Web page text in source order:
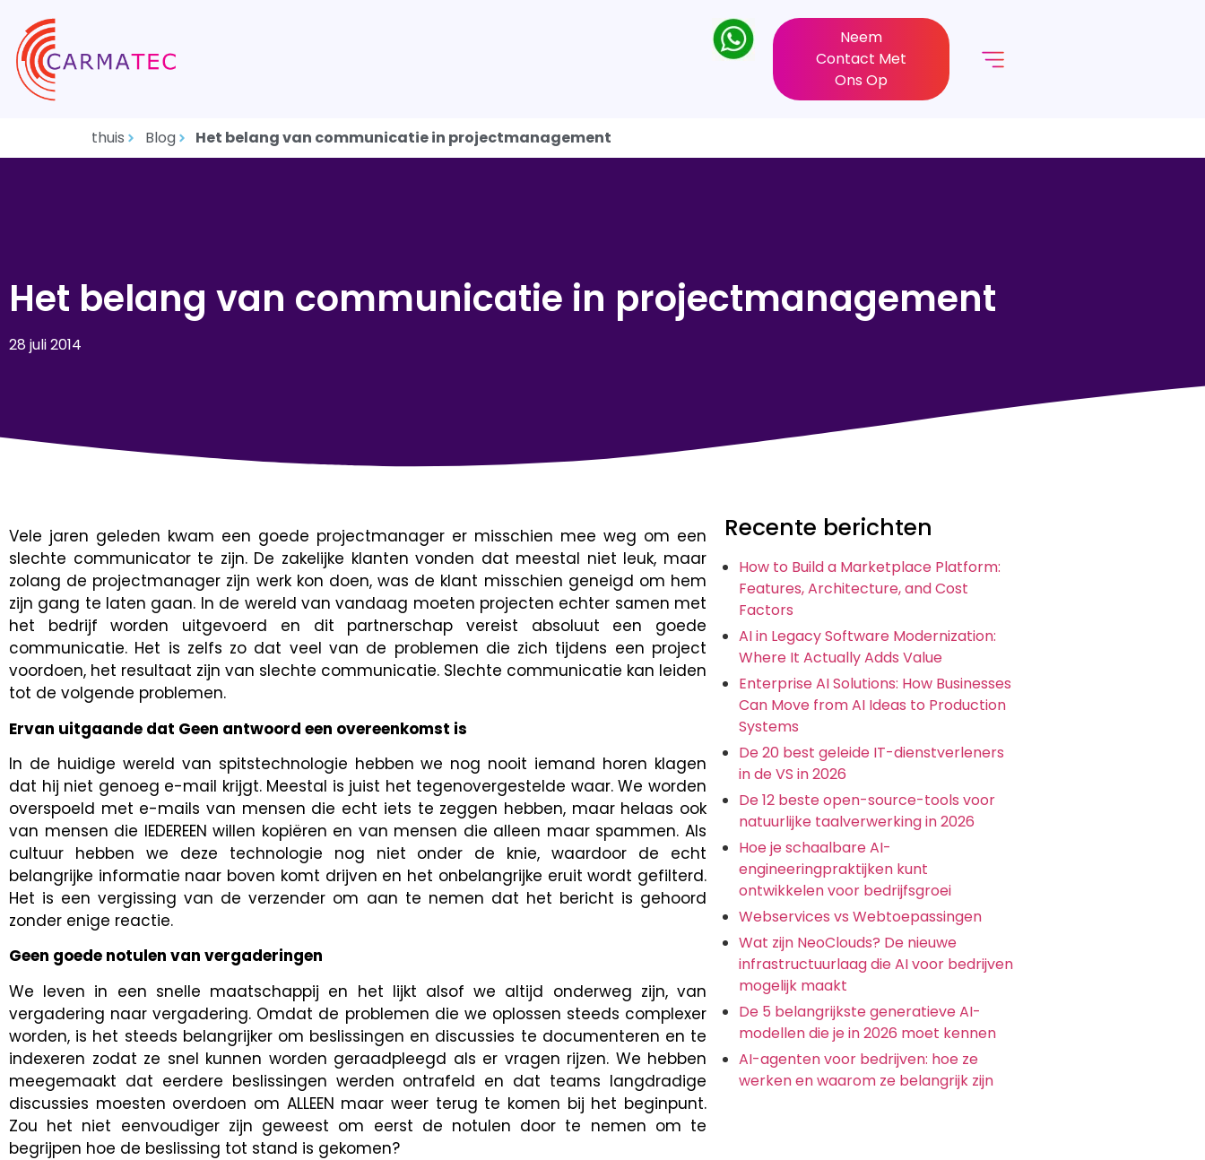
Neem
Contact Met
Ons Op
thuis Blog Het belang van communicatie in projectmanagement
Het belang van communicatie in projectmanagement
28 juli 2014
Vele jaren geleden kwam een goede projectmanager er misschien mee weg om een
slechte communicator te zijn. De zakelijke klanten vonden dat meestal niet leuk, maar
zolang de projectmanager zijn werk kon doen, was de klant misschien geneigd om hem
zijn gang te laten gaan. In de wereld van vandaag moeten projecten echter samen met
het bedrijf worden uitgevoerd en dit partnerschap vereist absoluut een goede
communicatie. Het is zelfs zo dat veel van de problemen die zich tijdens een project
voordoen, het resultaat zijn van slechte communicatie. Slechte communicatie kan leiden
tot de volgende problemen.
Ervan uitgaande dat Geen antwoord een overeenkomst is
In de huidige wereld van spitstechnologie hebben we nog nooit iemand horen klagen
dat hij niet genoeg e-mail krijgt. Meestal is juist het tegenovergestelde waar. We worden
overspoeld met e-mails van mensen die echt iets te zeggen hebben, maar helaas ook
van mensen die IEDEREEN willen kopiëren en van mensen die alleen maar spammen. Als
cultuur hebben we deze technologie nog niet onder de knie, waardoor de echt
belangrijke informatie naar boven komt drijven en het onbelangrijke eruit wordt gefilterd.
Het is een vergissing van de verzender om aan te nemen dat het bericht is gehoord
zonder enige reactie.
Geen goede notulen van vergaderingen
We leven in een snelle maatschappij en het lijkt alsof we altijd onderweg zijn, van
vergadering naar vergadering. Omdat de problemen die we oplossen steeds complexer
worden, is het steeds belangrijker om beslissingen en discussies te documenteren en te
indexeren zodat ze snel kunnen worden geraadpleegd als er vragen rijzen. We hebben
meegemaakt dat eerdere beslissingen werden ontrafeld en dat teams langdradige
discussies moesten overdoen om ALLEEN maar weer terug te komen bij het beginpunt.
Zou het niet eenvoudiger zijn geweest om eerst de notulen door te nemen om te
begrijpen hoe de beslissing tot stand is gekomen?
Recente berichten
How to Build a Marketplace Platform:
Features, Architecture, and Cost
Factors
AI in Legacy Software Modernization:
Where It Actually Adds Value
Enterprise AI Solutions: How Businesses
Can Move from AI Ideas to Production
Systems
De 20 best geleide IT-dienstverleners
in de VS in 2026
De 12 beste open-source-tools voor
natuurlijke taalverwerking in 2026
Hoe je schaalbare AI-
engineeringpraktijken kunt
ontwikkelen voor bedrijfsgroei
Webservices vs Webtoepassingen
Wat zijn NeoClouds? De nieuwe
infrastructuurlaag die AI voor bedrijven
mogelijk maakt
De 5 belangrijkste generatieve AI-
modellen die je in 2026 moet kennen
AI-agenten voor bedrijven: hoe ze
werken en waarom ze belangrijk zijn